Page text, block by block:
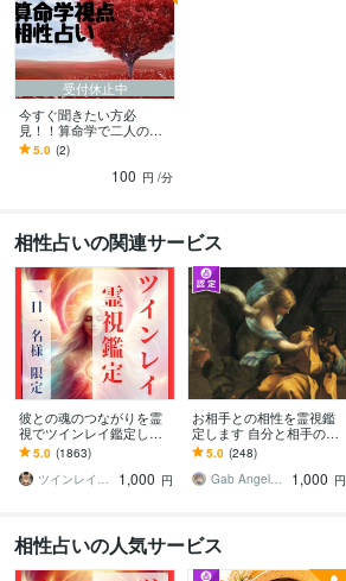
インドネシア語 日常会話レベル
受付休止中
今すぐ聞きたい方必
見！！算命学で二人の相
性みます 相手のタイプ相
性等一緒に見ましょーÜ
5.0 (2)
100 円 /分
相性占いの関連サービス
彼との魂のつながりを霊
視でツインレイ鑑定しま
す 気になる彼とつながる
ことができるのか鑑定し
ます
5.0 (1863)
ツインレイ縁結び専門鑑定士✢神結シオン✢
1,000 円
お相手との相性を霊視鑑
定します 自分と相手の魂
レベルでの相性を知り行
動してみませんか。
5.0 (248)
Gab AngelLily
1,000 円
相性占いの人気サービス